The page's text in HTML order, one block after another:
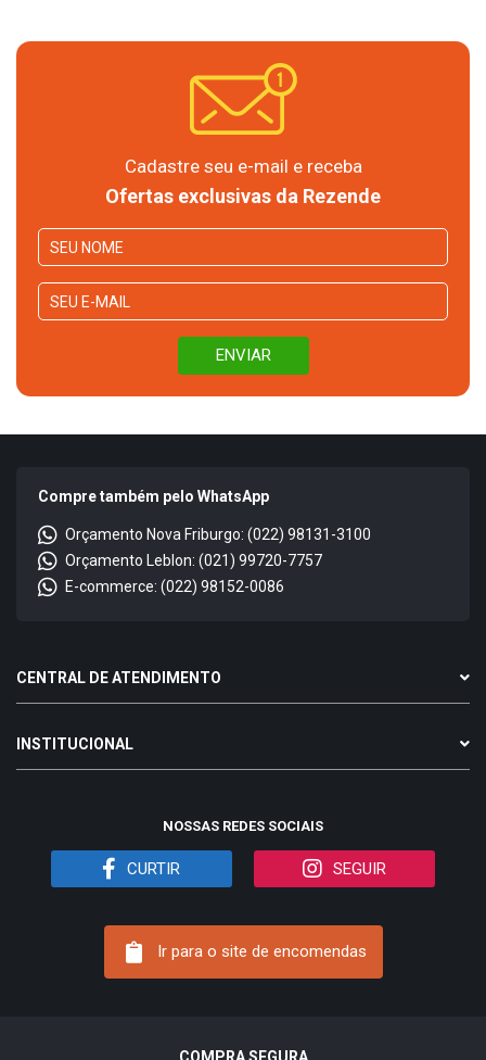
Cadastre seu e-mail e receba
Ofertas exclusivas da Rezende
Compre também pelo WhatsApp
Orçamento Nova Friburgo: (022) 98131-3100
Orçamento Leblon: (021) 99720-7757
E-commerce: (022) 98152-0086
CENTRAL DE ATENDIMENTO
INSTITUCIONAL
NOSSAS REDES SOCIAIS
CURTIR SEGUIR
Ir para o site de encomendas